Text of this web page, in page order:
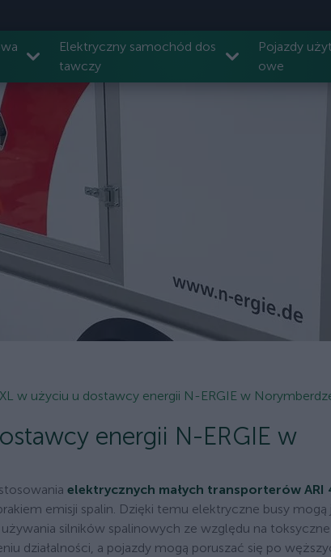
Elektryczny samochód dos
tawczy
Pojazdy
owe
w użyciu u dostawcy energii N-ERGIE w
energii N-ERGIE w
elektrycznych małych transporterów ARI
emisji spalin. Dzięki temu elektryczne busy mogą
silników spalinowych ze względu na toksyczne
działalności, a pojazdy mogą poruszać się po